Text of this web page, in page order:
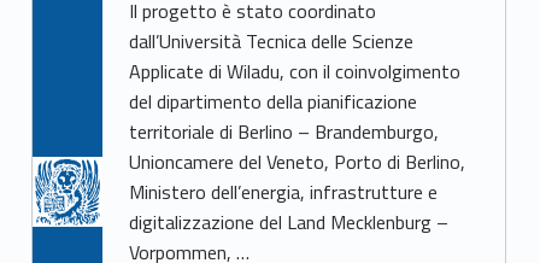
Il progetto è stato coordinato
dall’Università Tecnica delle Scienze
Applicate di Wiladu, con il coinvolgimento
del dipartimento della pianificazione
territoriale di Berlino – Brandemburgo,
Unioncamere del Veneto, Porto di Berlino,
Ministero dell’energia, infrastrutture e
digitalizzazione del Land Mecklenburg –
Vorpommen, …